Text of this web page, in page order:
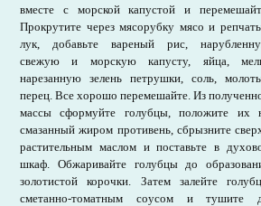
вместе с морской капустой и
Прокрутите через мясорубку мясо и
лук, добавьте вареный рис,
свежую и морскую капусту, яйца,
нарезанную зелень петрушки, соль,
перец. Все хорошо перемешайте. Из
массы сформуйте голубцы, положите их
смазанный жиром противень, сбрызните
растительным маслом и поставьте в
шкаф. Обжаривайте голубцы до
золотистой корочки. Затем залейте
сметанно-томатным соусом и тушите